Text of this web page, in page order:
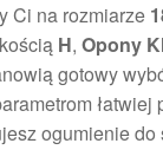
Ci na rozmiarze
H, Opony
gotowy
ogumienie do